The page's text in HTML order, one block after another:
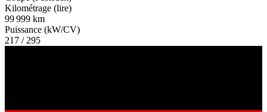
Kilométrage (lire)
99 999 km
Puissance (kW/CV)
217 / 295